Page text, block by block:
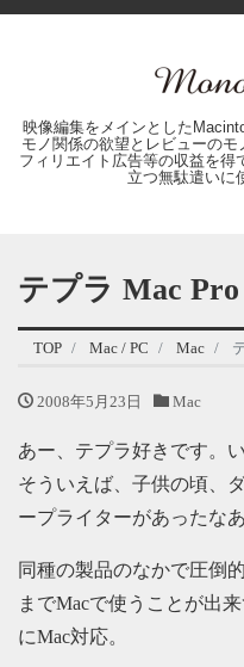
映像編集をメインとした
モノ関係の欲望とレビューの
フィリエイト広告等の収益を
立つ無駄遣いに
テプラ Mac Pro
TOP Mac / PC Mac
2008年5月23日 Mac
あー、テプラ好きです。
そういえば、子供の頃、
ープライターがあったなあ
同種の製品のなかで圧倒
までMacで使うことが出
にMac対応。